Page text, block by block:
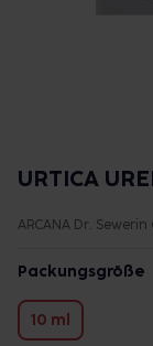
URTICA
ARCANA Dr. Sewerin
Packungsgröße
10 ml